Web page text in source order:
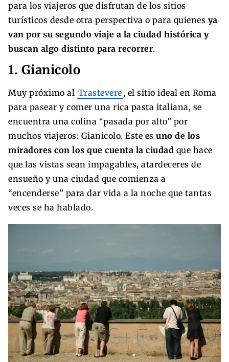
para los viajeros que disfrutan de los sitios
turísticos desde otra perspectiva o para quienes ya
van por su segundo viaje a la ciudad histórica y
buscan algo distinto para recorrer.
1. Gianicolo
Muy próximo al Trastevere , el sitio ideal en Roma
para pasear y comer una rica pasta italiana, se
encuentra una colina “pasada por alto” por
muchos viajeros: Gianicolo. Este es uno de los
miradores con los que cuenta la ciudad que hace
que las vistas sean impagables, atardeceres de
ensueño y una ciudad que comienza a
“encenderse” para dar vida a la noche que tantas
veces se ha hablado.